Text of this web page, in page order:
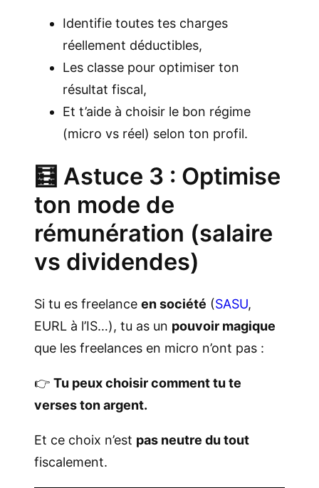
Identifie toutes tes charges
réellement déductibles,
Les classe pour optimiser ton
résultat fiscal,
Et t’aide à choisir le bon régime
(micro vs réel) selon ton profil.
🧮 Astuce 3 : Optimise
ton mode de
rémunération (salaire
vs dividendes)
Si tu es freelance en société (SASU,
EURL à l’IS…), tu as un pouvoir magique
que les freelances en micro n’ont pas :
👉 Tu peux choisir comment tu te
verses ton argent.
Et ce choix n’est pas neutre du tout
fiscalement.